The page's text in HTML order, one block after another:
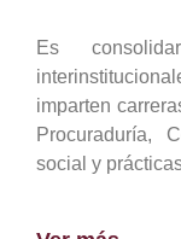
Es
imparten
Procuraduría,
social y